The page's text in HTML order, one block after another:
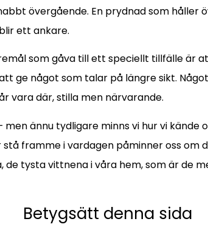
övergående. En prydnad som håller
ett ankare.
som gåva till ett speciellt tillfälle är
ge något som talar på längre sikt.
vara där, stilla men närvarande.
men ännu tydligare minns vi hur vi kände
framme i vardagen påminner oss om
de tysta vittnena i våra hem, som är de
Betygsätt denna sida